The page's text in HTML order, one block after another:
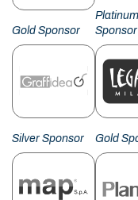
Gold Sponsor
Platinum
Sponsor
Silver Sponsor Gold